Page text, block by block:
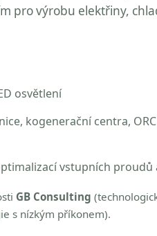
pro výrobu elektřiny,
osvětlení
kogenerační centra,
vstupních proudů
GB Consulting
s nízkým příkonem).